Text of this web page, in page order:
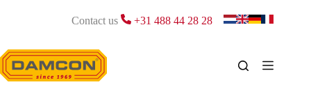
Contact us +31 488 44 28 28